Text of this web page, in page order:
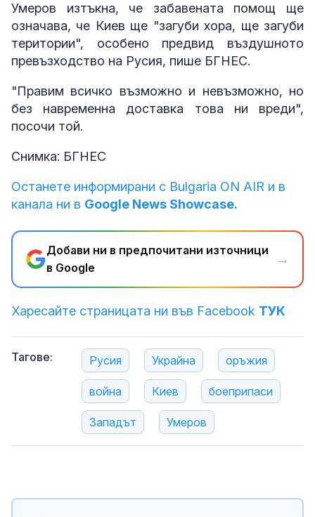
Умеров изтъкна, че забавената помощ ще
означава, че Киев ще "загуби хора, ще загуби
територии", особено предвид въздушното
превъзходство на Русия, пише БГНЕС.
"Правим всичко възможно и невъзможно, но
без навременна доставка това ни вреди",
посочи той.
Снимка: БГНЕС
Останете информирани с Bulgaria ON AIR и в
канала ни в Google News Showcase.
Добави ни в предпочитани източници
в Google
→
Харесайте страницата ни във Facebook ТУК
Тагове: Русия Украйна оръжия
война Киев боеприпаси
Западът Умеров